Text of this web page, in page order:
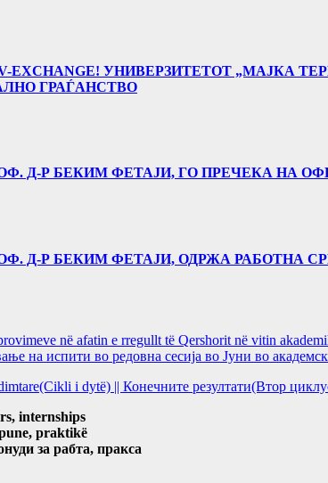
EXCHANGE! УНИВЕРЗИТЕТОТ „МАЈКА
ГРАЃАНСТВО
Д-Р БЕКИМ ФЕТАЈИ, ГО ПРЕЧЕКА НА
Д-Р БЕКИМ ФЕТАЈИ, ОДРЖА РАБОТНА
në afatin e rregullt të Qershorit në vitin
испити во редовна сесија во Јуни во
i dytë) || Конечните резултати(Втор
internships
praktikë
за рабта, пракса